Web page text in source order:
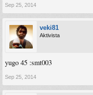
Sep 25, 2014
veki81
Aktivista
yugo 45 :smt003
Sep 25, 2014